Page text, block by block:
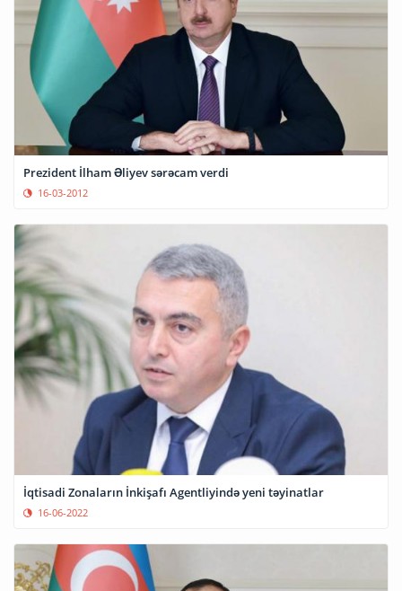
Prezident İlham Əliyev sərəcam verdi
16-03-2012
İqtisadi Zonaların İnkişafı Agentliyində yeni təyinatlar
16-06-2022